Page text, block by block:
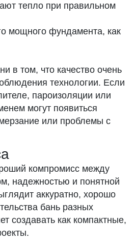
тепло при правильном
мощного фундамента, как
в том, что качество очень
технологии. Если
пароизоляции или
могут появиться
или проблемы с
компромисс между
надежностью и понятной
аккуратно, хорошо
бань разных
создавать как компактные,